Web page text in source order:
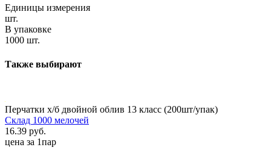
Единицы измерения
шт.
В упаковке
1000 шт.
Также выбирают
Перчатки х/б двойной облив 13 класс (200шт/упак)
Склад 1000 мелочей
16.39 руб.
цена за 1пар